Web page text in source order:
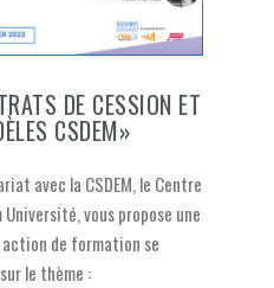
DE CESSION ET
CSDEM»
avec la CSDEM, le Centre
vous propose une
de formation se
le thème :